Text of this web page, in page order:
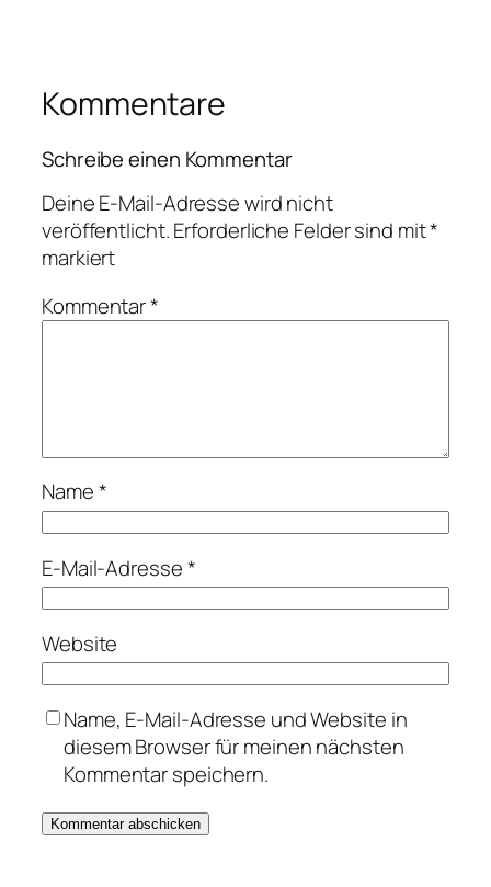
Kommentare
Schreibe einen Kommentar
Deine E-Mail-Adresse wird nicht
veröffentlicht.Erforderliche Felder sind mit*
markiert
Kommentar*
Name*
E-Mail-Adresse*
Website
Name, E-Mail-Adresse und Website in
diesem Browser für meinen nächsten
Kommentar speichern.